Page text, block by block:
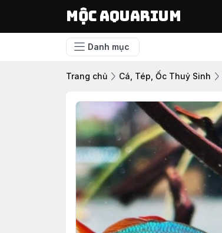
Mộc Aquarium
Danh mục
Trang chủ Cá, Tép, Ốc Thuỷ Sinh